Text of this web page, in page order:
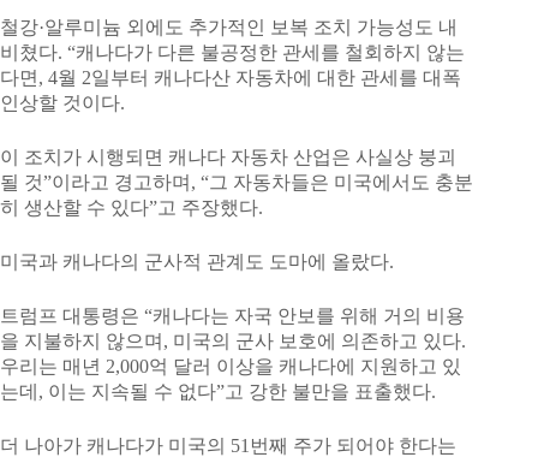
철강·알루미늄 외에도 추가적인 보복 조치 가능성도 내
비쳤다. “캐나다가 다른 불공정한 관세를 철회하지 않는
다면, 4월 2일부터 캐나다산 자동차에 대한 관세를 대폭
인상할 것이다.
이 조치가 시행되면 캐나다 자동차 산업은 사실상 붕괴
될 것”이라고 경고하며, “그 자동차들은 미국에서도 충분
히 생산할 수 있다”고 주장했다.
미국과 캐나다의 군사적 관계도 도마에 올랐다.
트럼프 대통령은 “캐나다는 자국 안보를 위해 거의 비용
을 지불하지 않으며, 미국의 군사 보호에 의존하고 있다.
우리는 매년 2,000억 달러 이상을 캐나다에 지원하고 있
는데, 이는 지속될 수 없다”고 강한 불만을 표출했다.
더 나아가 캐나다가 미국의 51번째 주가 되어야 한다는